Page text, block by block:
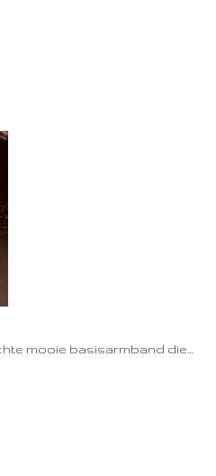
mooie basisarmband die…